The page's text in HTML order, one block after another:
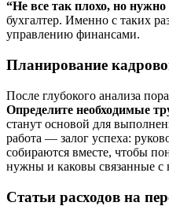
“Не все так плохо, но нужно
бухгалтер. Именно с таких
управлению финансами.
Планирование
После глубокого анализа
Определите необходимые
станут основой для
работа — залог успеха:
собираются вместе, чтобы
нужны и каковы связанные с
Статьи расходов на